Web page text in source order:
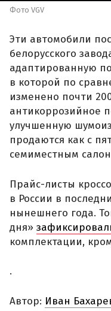
Фото VGV
Эти автомобили
белорусского
адаптированную
в которой по
изменено почти
антикоррозийное
улучшенную
продаются как с
семиместным
Прайс-листы
в России в
нынешнего года.
дня»
комплектации,
.
Автор: Иван